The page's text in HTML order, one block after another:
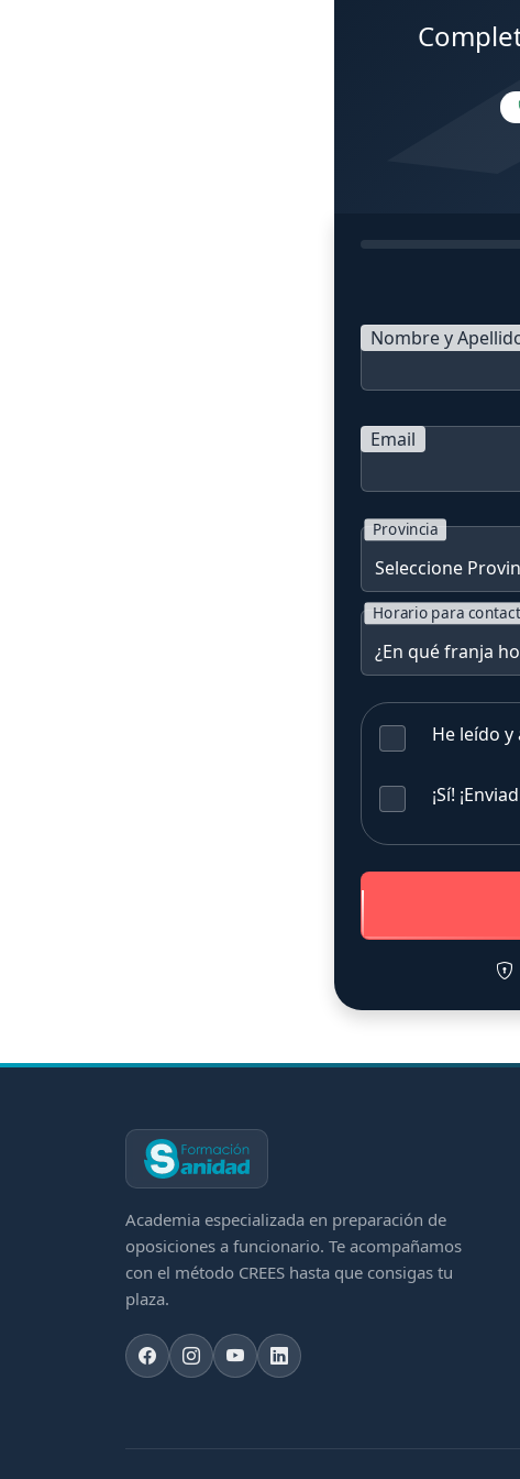
Nombre y
Email
Provincia
Horario para
He leído y
¡Sí!
Academia especializada en preparación de
oposiciones a funcionario. Te acompañamos
con el método CREES hasta que consigas tu
plaza.